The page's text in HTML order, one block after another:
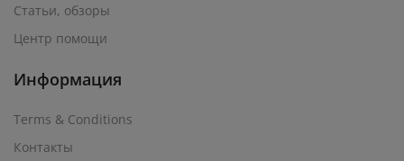
Статьи, обзоры
Центр помощи
Информация
Terms & Conditions
Контакты